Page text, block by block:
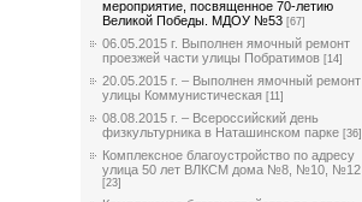
мероприятие, посвященное 70-летию
Великой Победы. МДОУ №53 [67]
06.05.2015 г. Выполнен ямочный ремонт
проезжей части улицы Побратимов [14]
20.05.2015 г. – Выполнен ямочный ремонт
улицы Коммунистическая [11]
08.08.2015 г. – Всероссийский день
физкультурника в Наташинском парке [36]
Комплексное благоустройство по адресу
улица 50 лет ВЛКСМ дома №8, №10, №12
[23]